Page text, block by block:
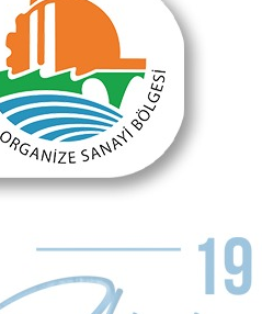
Önceki Makale
Ak Parti’de yerel seçim startı